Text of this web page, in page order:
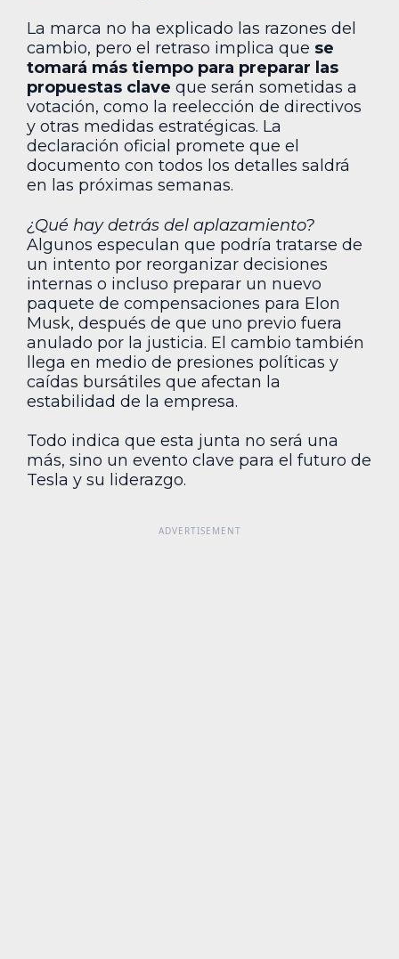
La marca no ha explicado las razones del
cambio, pero el retraso implica que se
tomará más tiempo para preparar las
propuestas clave que serán sometidas a
votación, como la reelección de directivos
y otras medidas estratégicas. La
declaración oficial promete que el
documento con todos los detalles saldrá
en las próximas semanas.
¿Qué hay detrás del aplazamiento?
Algunos especulan que podría tratarse de
un intento por reorganizar decisiones
internas o incluso preparar un nuevo
paquete de compensaciones para Elon
Musk, después de que uno previo fuera
anulado por la justicia. El cambio también
llega en medio de presiones políticas y
caídas bursátiles que afectan la
estabilidad de la empresa.
Todo indica que esta junta no será una
más, sino un evento clave para el futuro de
Tesla y su liderazgo.